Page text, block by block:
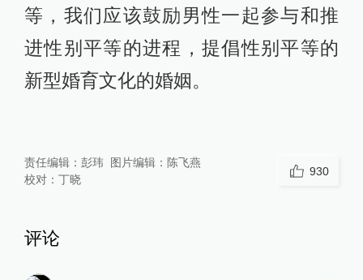
等，我们应该鼓励男性一起参与和推
进性别平等的进程，提倡性别平等的
新型婚育文化的婚姻。
责任编辑： 彭玮 图片编辑： 陈飞燕
校对： 丁晓
930
评论